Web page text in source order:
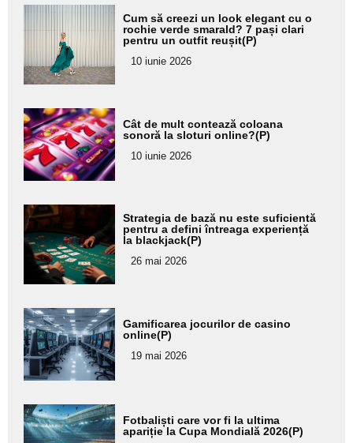
Adaugă
aici textul
pentru
subtitlu
Cum să creezi un look elegant cu o
rochie verde smarald? 7 pași clari
pentru un outfit reușit(P)
10 iunie 2026
Adaugă
aici textul
pentru
subtitlu
Cât de mult contează coloana
sonoră la sloturi online?(P)
10 iunie 2026
Adaugă
aici textul
pentru
subtitlu
Strategia de bază nu este suficientă
pentru a defini întreaga experiență
la blackjack(P)
26 mai 2026
Adaugă
aici textul
pentru
subtitlu
Gamificarea jocurilor de casino
online(P)
19 mai 2026
Adaugă
aici textul
Fotbaliști care vor fi la ultima
apariție la Cupa Mondială 2026(P)